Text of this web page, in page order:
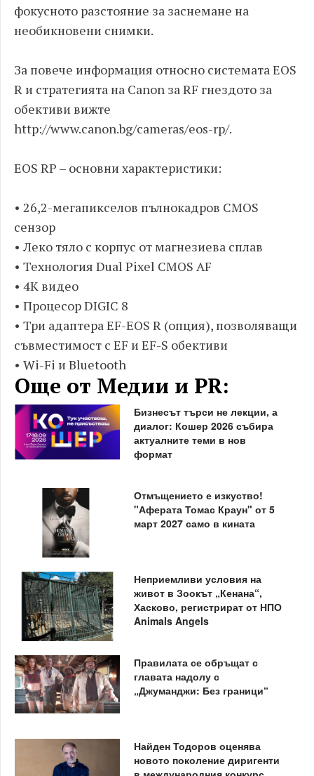
фокусното разстояние за заснемане на
необикновени снимки.
За повече информация относно системата EOS
R и стратегията на Canon за RF гнездото за
обективи вижте
http://www.canon.bg/cameras/eos-rp/.
EOS RP – основни характеристики:
• 26,2-мегапикселов пълнокадров CMOS
сензор
• Леко тяло с корпус от магнезиева сплав
• Технология Dual Pixel CMOS AF
• 4K видео
• Процесор DIGIC 8
• Три адаптера EF-EOS R (опция), позволяващи
съвместимост с EF и EF-S обективи
• Wi-Fi и Bluetooth
Още от Медии и PR:
Бизнесът търси не лекции, а
диалог: Кошер 2026 събира
актуалните теми в нов
формат
Отмъщението е изкуство!
"Аферата Томас Краун" от 5
март 2027 само в кината
Неприемливи условия на
живот в Зоокът „Кенана“,
Хасково, регистрират от НПО
Animals Angels
Правилата се обръщат с
главата надолу с
„Джуманджи: Без граници“
Найден Тодоров оценява
новото поколение диригенти